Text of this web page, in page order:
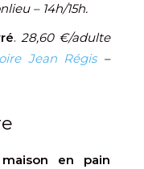
– 14h/15h.
. 28,60 €/adulte
Jean Régis–
en pain